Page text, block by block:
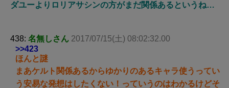
ダユーよりロリアサシンの方がまだ関係あるというね…
438: 名無しさん 2017/07/15(土) 08:02:32.00
>>423
ほんと謎
まあケルト関係あるからゆかりのあるキャラ使うってい
う安易な発想はしたくない！っていうのはわかるけどそ